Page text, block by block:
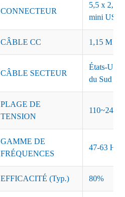
CONNECTEUR
5,5 x 2,5,
mini USB
CÂBLE CC 1,15 M ou
CÂBLE SECTEUR
États-Unis
du Sud
PLAGE DE
TENSION
110~240
GAMME DE
FRÉQUENCES
47-63 Hz
EFFICACITÉ (Typ.) 80%